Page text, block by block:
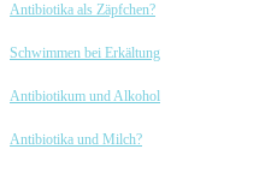
Antibiotika als Zäpfchen?
Schwimmen bei Erkältung
Antibiotikum und Alkohol
Antibiotika und Milch?